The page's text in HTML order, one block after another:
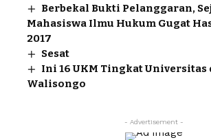
Berbekal Bukti Pelanggaran,
Mahasiswa Ilmu Hukum Gugat
2017
Sesat
Ini 16 UKM Tingkat Universitas
Walisongo
- Advertisement -